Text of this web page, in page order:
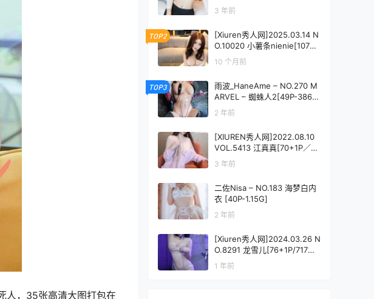
人，35张高清大图打包在
3 年前
TOP2
[Xiuren秀人网]2025.03.14 N
O.10020 小薯条nienie[107+1
P/0.99GB]
10 个月前
TOP3
雨波_HaneAme – NO.270 M
ARVEL – 蜘蛛人2[49P-386
M]
2 年前
[XIUREN秀人网]2022.08.10
VOL.5413 江真真[70+1P／70
1MB]
3 年前
二佐Nisa – NO.183 海梦白内
衣 [40P-1.15G]
2 年前
[Xiuren秀人网]2024.03.26 N
O.8291 龙雪儿[76+1P/717M
B]
1 年前